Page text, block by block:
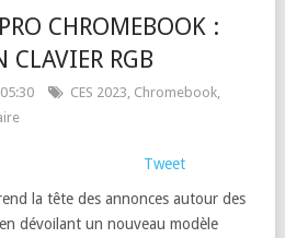
CHROMEBOOK :
RGB
CES 2023, Chromebook,
Tweet
la tête des annonces autour des
dévoilant un nouveau modèle